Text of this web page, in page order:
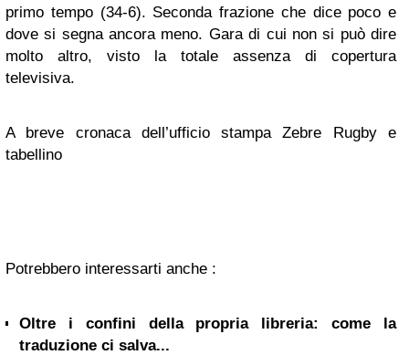
primo tempo (34-6). Seconda frazione che dice poco e
dove si segna ancora meno. Gara di cui non si può dire
molto altro, visto la totale assenza di copertura
televisiva.
A breve cronaca dell’ufficio stampa Zebre Rugby e
tabellino
Potrebbero interessarti anche :
Oltre i confini della propria libreria: come la
traduzione ci salva...